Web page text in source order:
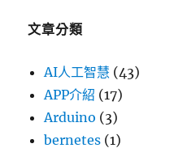
文章分類
AI人工智慧 (43)
APP介紹 (17)
Arduino (3)
bernetes (1)